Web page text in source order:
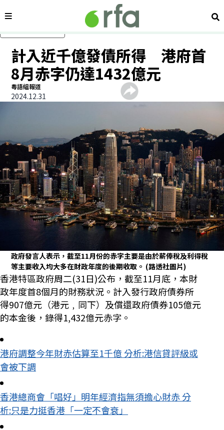
內容分類 搜
計入近千億發債所得 港府首
8月赤字仍達1432億元
粵語組報道
2024.12.31
政府發言人表示，截至11月份的赤字主要是由於薪俸稅及利得稅
等主要收入均大多在財政年度的後期收取。 (路透社圖片)
香港特區政府周二(31日)公布，截至11月底，本財
政年度首8個月的財務狀況。計入發行政府債券所
得907億元（港元﹐同下）及償還政府債券105億元
的本金後，錄得1,432億元赤字。
港府調整今年財赤估算至1千億 分析:港信貸評級或
會被下調
香港總商會「唱好」明年經濟指無須擔心財赤 分
析:只是力挺香港「一定不會衰」